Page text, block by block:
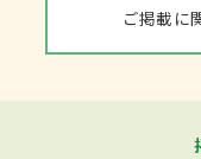
ご掲載に